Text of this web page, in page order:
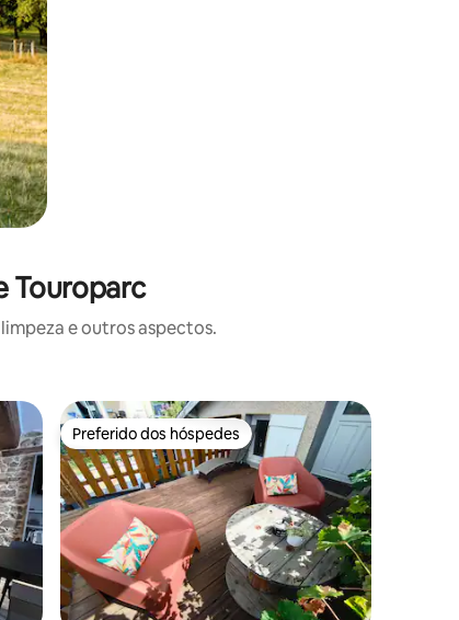
Touroparc
e outros aspectos.
Preferido dos hóspedes
Preferido dos hóspedes